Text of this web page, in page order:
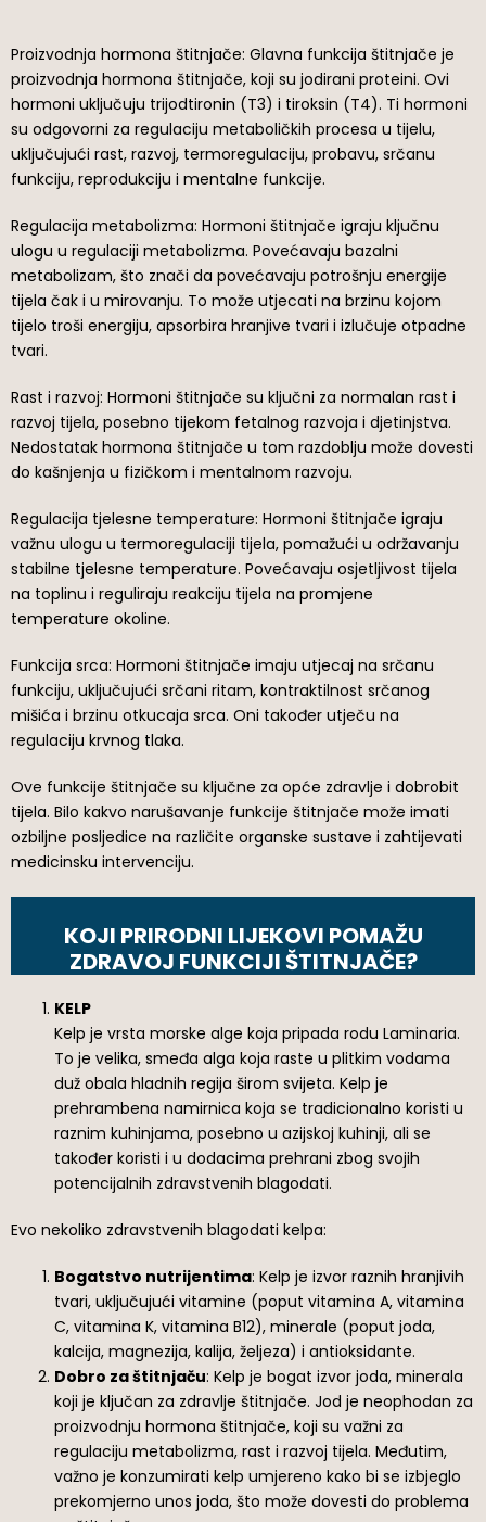
Proizvodnja hormona štitnjače: Glavna funkcija štitnjače je
proizvodnja hormona štitnjače, koji su jodirani proteini. Ovi
hormoni uključuju trijodtironin (T3) i tiroksin (T4). Ti hormoni
su odgovorni za regulaciju metaboličkih procesa u tijelu,
uključujući rast, razvoj, termoregulaciju, probavu, srčanu
funkciju, reprodukciju i mentalne funkcije.
Regulacija metabolizma: Hormoni štitnjače igraju ključnu
ulogu u regulaciji metabolizma. Povećavaju bazalni
metabolizam, što znači da povećavaju potrošnju energije
tijela čak i u mirovanju. To može utjecati na brzinu kojom
tijelo troši energiju, apsorbira hranjive tvari i izlučuje otpadne
tvari.
Rast i razvoj: Hormoni štitnjače su ključni za normalan rast i
razvoj tijela, posebno tijekom fetalnog razvoja i djetinjstva.
Nedostatak hormona štitnjače u tom razdoblju može dovesti
do kašnjenja u fizičkom i mentalnom razvoju.
Regulacija tjelesne temperature: Hormoni štitnjače igraju
važnu ulogu u termoregulaciji tijela, pomažući u održavanju
stabilne tjelesne temperature. Povećavaju osjetljivost tijela
na toplinu i reguliraju reakciju tijela na promjene
temperature okoline.
Funkcija srca: Hormoni štitnjače imaju utjecaj na srčanu
funkciju, uključujući srčani ritam, kontraktilnost srčanog
mišića i brzinu otkucaja srca. Oni također utječu na
regulaciju krvnog tlaka.
Ove funkcije štitnjače su ključne za opće zdravlje i dobrobit
tijela. Bilo kakvo narušavanje funkcije štitnjače može imati
ozbiljne posljedice na različite organske sustave i zahtijevati
medicinsku intervenciju.
KOJI PRIRODNI LIJEKOVI POMAŽU
ZDRAVOJ FUNKCIJI ŠTITNJAČE?
KELP
Kelp je vrsta morske alge koja pripada rodu Laminaria.
To je velika, smeđa alga koja raste u plitkim vodama
duž obala hladnih regija širom svijeta. Kelp je
prehrambena namirnica koja se tradicionalno koristi u
raznim kuhinjama, posebno u azijskoj kuhinji, ali se
također koristi i u dodacima prehrani zbog svojih
potencijalnih zdravstvenih blagodati.
Evo nekoliko zdravstvenih blagodati kelpa:
Bogatstvo nutrijentima: Kelp je izvor raznih hranjivih
tvari, uključujući vitamine (poput vitamina A, vitamina
C, vitamina K, vitamina B12), minerale (poput joda,
kalcija, magnezija, kalija, željeza) i antioksidante.
Dobro za štitnjaču: Kelp je bogat izvor joda, minerala
koji je ključan za zdravlje štitnjače. Jod je neophodan za
proizvodnju hormona štitnjače, koji su važni za
regulaciju metabolizma, rast i razvoj tijela. Međutim,
važno je konzumirati kelp umjereno kako bi se izbjeglo
prekomjerno unos joda, što može dovesti do problema